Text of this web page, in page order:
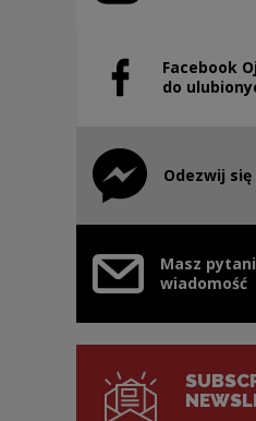
Facebook
do
Note, the link will
Odezwij
Note, the link will
Masz
wiadomość